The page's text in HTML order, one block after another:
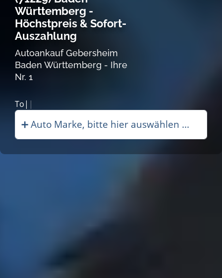
Württemberg -
Höchstpreis & Sofort-
Auszahlung
Autoankauf Gebersheim
Baden Württemberg - Ihre
Nr. 1
Autoankauf|